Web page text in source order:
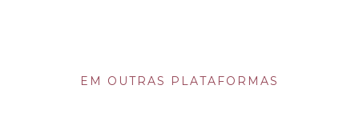
EM OUTRAS PLATAFORMAS